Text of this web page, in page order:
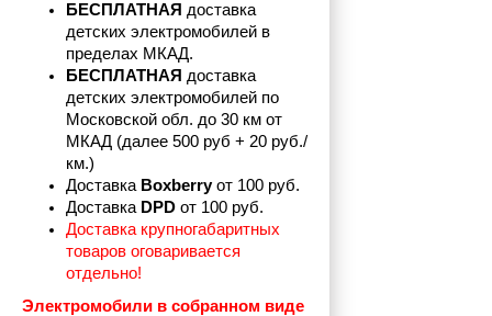
БЕСПЛАТНАЯ доставка
детских электромобилей в
пределах МКАД.
БЕСПЛАТНАЯ доставка
детских электромобилей по
Московской обл. до 30 км от
МКАД (далее 500 руб + 20 руб./
км.)
Доставка Boxberry от 100 руб.
Доставка DPD от 100 руб.
Доставка крупногабаритных
товаров оговаривается
отдельно!
Электромобили в собранном виде